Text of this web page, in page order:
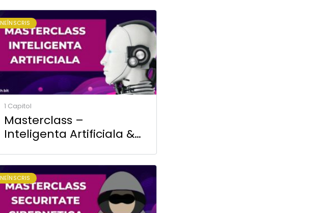
NEÎNSCRIS
1 Capitol
Masterclass –
Inteligenta Artificiala &
Python
NEÎNSCRIS